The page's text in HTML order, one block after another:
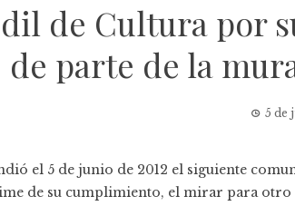
de Cultura por
de parte de la
5 de
el 5 de junio de 2012 el siguiente
de su cumplimiento, el mirar para